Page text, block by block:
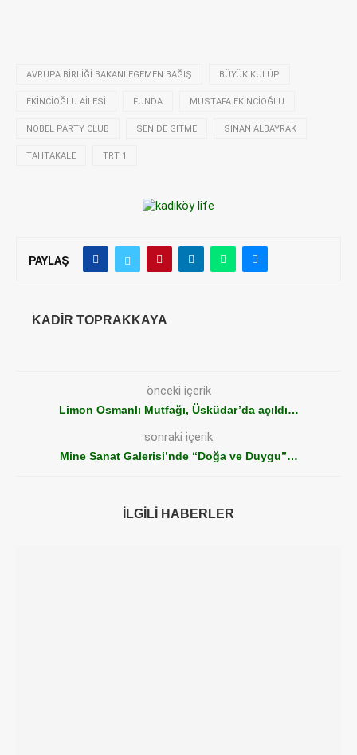
AVRUPA BIRLIĞI BAKANI EGEMEN BAĞIŞ BÜYÜK KULÜP
EKINCIOĞLU AILESI FUNDA MUSTAFA EKINCIOĞLU
NOBEL PARTY CLUB SEN DE GITME SINAN ALBAYRAK
TAHTAKALE TRT 1
PAYLAŞ
KADIR TOPRAKKAYA
önceki içerik
Limon Osmanlı Mutfağı, Üsküdar’da açıldı…
sonraki içerik
Mine Sanat Galerisi’nde “Doğa ve Duygu”…
İLGILI HABERLER